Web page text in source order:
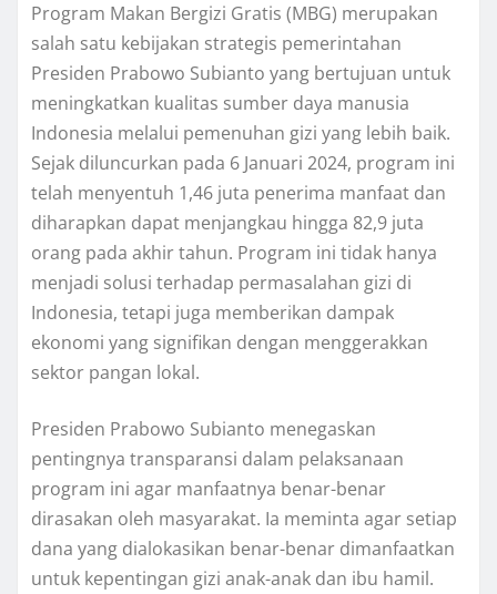
Program Makan Bergizi Gratis (MBG) merupakan
salah satu kebijakan strategis pemerintahan
Presiden Prabowo Subianto yang bertujuan untuk
meningkatkan kualitas sumber daya manusia
Indonesia melalui pemenuhan gizi yang lebih baik.
Sejak diluncurkan pada 6 Januari 2024, program ini
telah menyentuh 1,46 juta penerima manfaat dan
diharapkan dapat menjangkau hingga 82,9 juta
orang pada akhir tahun. Program ini tidak hanya
menjadi solusi terhadap permasalahan gizi di
Indonesia, tetapi juga memberikan dampak
ekonomi yang signifikan dengan menggerakkan
sektor pangan lokal.
Presiden Prabowo Subianto menegaskan
pentingnya transparansi dalam pelaksanaan
program ini agar manfaatnya benar-benar
dirasakan oleh masyarakat. Ia meminta agar setiap
dana yang dialokasikan benar-benar dimanfaatkan
untuk kepentingan gizi anak-anak dan ibu hamil.